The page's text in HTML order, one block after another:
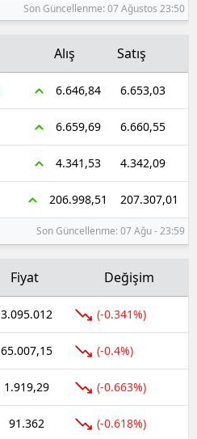
Son Güncellenme: 07 Ağustos 23:50
Alış Satış
6.646,84 6.653,03
6.659,69 6.660,55
4.341,53 4.342,09
206.998,51 207.307,01
Son Güncellenme: 07 Ağu - 23:59
Fiyat Değişim
3.095.012 (-0.341%)
65.007,15 (-0.4%)
1.919,29 (-0.663%)
91.362 (-0.618%)